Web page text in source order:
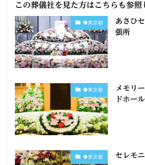
この葬儀社を見た方はこちらも参照
◆東京都
あさひ
張所
◆東京都
メモリ
ドホール
◆東京都 セレモ